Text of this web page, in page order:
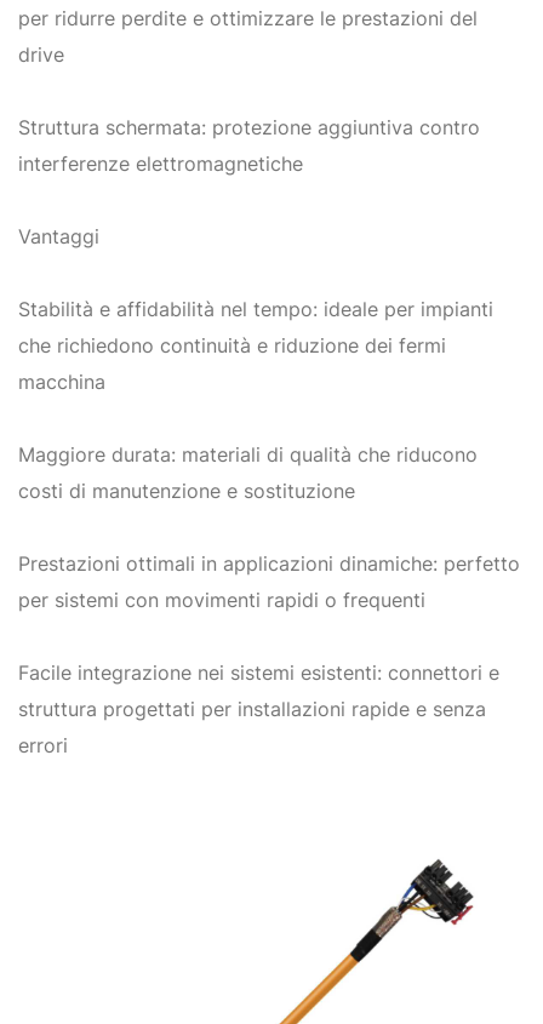
per ridurre perdite e ottimizzare le prestazioni del
drive
Struttura schermata: protezione aggiuntiva contro
interferenze elettromagnetiche
Vantaggi
Stabilità e affidabilità nel tempo: ideale per impianti
che richiedono continuità e riduzione dei fermi
macchina
Maggiore durata: materiali di qualità che riducono
costi di manutenzione e sostituzione
Prestazioni ottimali in applicazioni dinamiche: perfetto
per sistemi con movimenti rapidi o frequenti
Facile integrazione nei sistemi esistenti: connettori e
struttura progettati per installazioni rapide e senza
errori